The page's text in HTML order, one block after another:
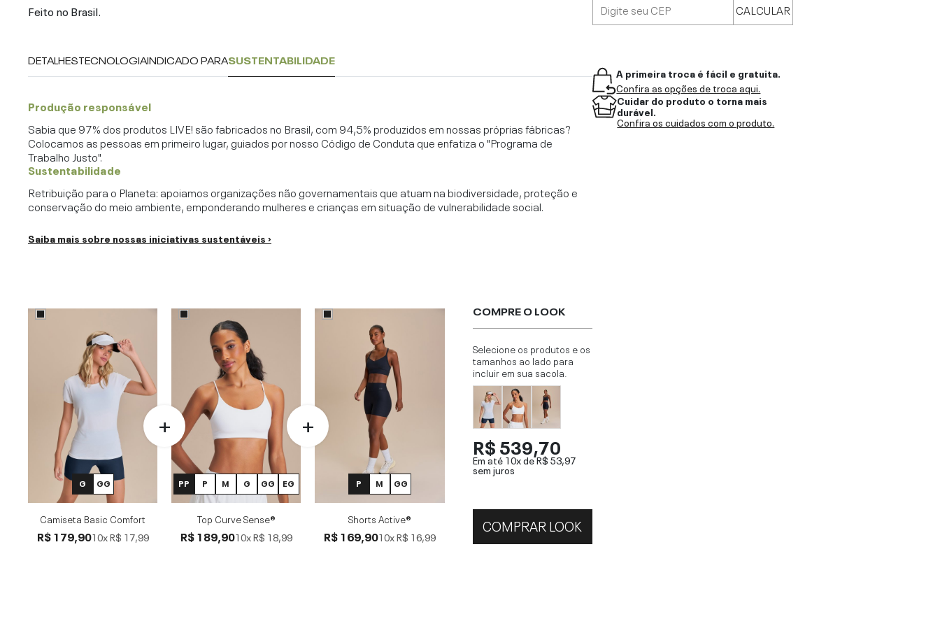
Feito no Brasil.
DETALHESTECNOLOGIAINDICADO PARASUSTENTABILIDADE
Produção responsável
Sabia que 97% dos produtos LIVE! são fabricados no Brasil, com 94,5% produzidos em nossas próprias fábricas?
Colocamos as pessoas em primeiro lugar, guiados por nosso Código de Conduta que enfatiza o "Programa de
Trabalho Justo".
Sustentabilidade
Retribuição para o Planeta: apoiamos organizações não governamentais que atuam na biodiversidade, proteção e
conservação do meio ambiente, emponderando mulheres e crianças em situação de vulnerabilidade social.
Saiba mais sobre nossas iniciativas sustentáveis ›
G GG
Camiseta Basic Comfort
R$ 179,9010xR$ 17,99
PP P M G GG EG
Top Curve Sense®
R$ 189,9010xR$ 18,99
P M GG
Shorts Active®
R$ 169,9010xR$ 16,99
COMPRE O LOOK
Selecione os produtos e os
tamanhos ao lado para
incluir em sua sacola.
R$ 539,70
Em até 10x deR$ 53,97
sem juros
COMPRAR LOOK
CALCULAR
A primeira troca é fácil e gratuita.
Confira as opções de troca aqui.
Cuidar do produto o torna mais
durável.
Confira os cuidados com o produto.